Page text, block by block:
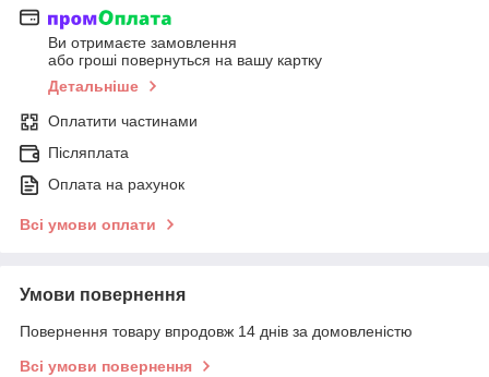
Ви отримаєте замовлення
або гроші повернуться на вашу картку
Детальніше
Оплатити частинами
Післяплата
Оплата на рахунок
Всі умови оплати
Умови повернення
Повернення товару впродовж 14 днів за домовленістю
Всі умови повернення